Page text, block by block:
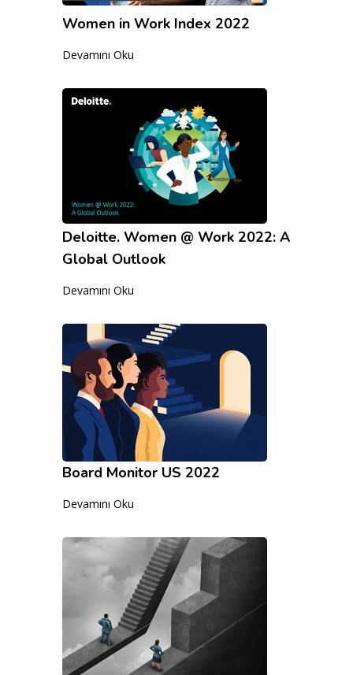
Women in Work Index 2022
Devamını Oku
Deloitte. Women @ Work 2022: A
Global Outlook
Devamını Oku
Board Monitor US 2022
Devamını Oku